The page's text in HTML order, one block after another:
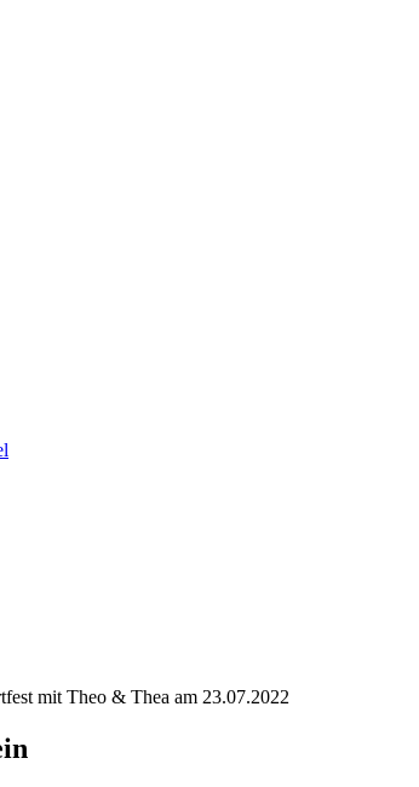
mit Theo & Thea am 23.07.2022